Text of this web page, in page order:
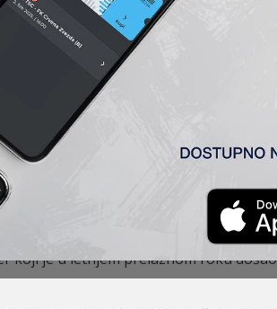
utakmicu šesnaestine finala
Kup utakmicu naglasio
voditi računa.
godine, na tom istom terenu,
Prvoj ligi Srbije imamo situaciju da
na tabeli, jer nam to neće
utakmicu, možda malo specifičnije
izgubimo. U fudbalu svako svakoga
meču položiti karakterni ispit
koji je u letnjem prelaznom roku